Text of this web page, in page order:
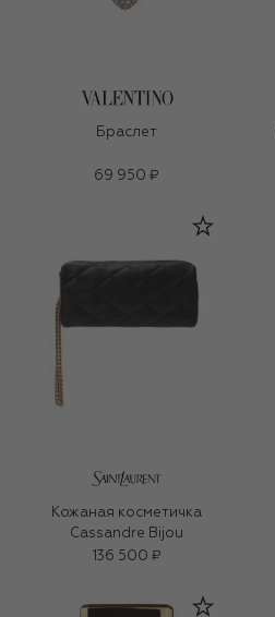
Браслет
69 950 ₽
Кожаная косметичка
Cassandre Bijou
136 500 ₽